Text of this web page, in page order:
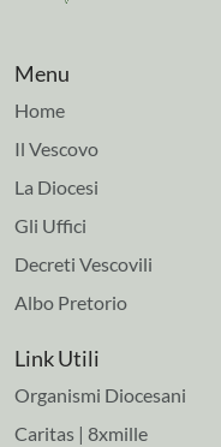
Menu
Home
Il Vescovo
La Diocesi
Gli Uffici
Decreti Vescovili
Albo Pretorio
Link Utili
Organismi Diocesani
Caritas | 8xmille